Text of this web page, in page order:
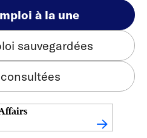
à la une
sauvegardées